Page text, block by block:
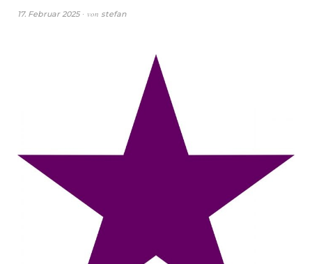
17. Februar 2025 von stefan